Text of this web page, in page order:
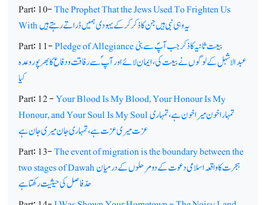
Part: 10-The Prophet That the Jews Used To Frighten Us
Withیہ وہی نبی ہیں جن کا ذکر کرکے یہودی ہمیں ڈراتے رہتے ہیں
Part: 11-Pledge of Allegianceبیعت ثانیہ کا ذکر جب آپؐ سے بنی
عبدالاشہل کے لوگوں نے بیعت کی،ایمان لائے اور آپ ؐسے رفاقت و دفاع کا بھرپور وعدہ
کیا
Part: 12 -Your Blood Is My Blood, Your Honour Is My
Honour, and Your Soul Is My Soulتمہارا خون میرا خون ہے، تمہاری
عزت میری عزت ہے، تمہاری جان میری جان ہے
Part: 13-The event of migration is the boundary between the
two stages of Dawahہجرت کا واقعہ اسلامی دعوت کے دو مرحلوں کے درمیان
حدّ فاصل کی حیثیت رکھتا ہے